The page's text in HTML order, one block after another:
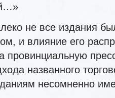
не все издания
и влияние его
провинциальную
названного
несомненно